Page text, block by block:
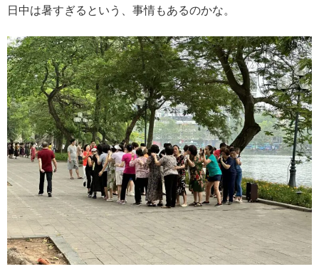
日中は暑すぎるという、事情もあるのかな。